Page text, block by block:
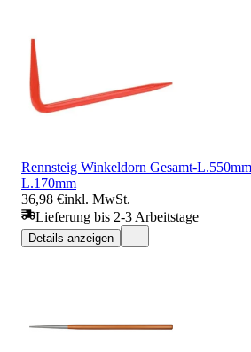
Rennsteig Winkeldorn Gesamt-
L.170mm
36,98 €inkl. MwSt.
Lieferung bis 2-3 Arbeitstage
Details anzeigen